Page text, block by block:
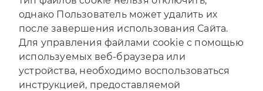
однако Пользователь может удалить их
после завершения использования Сайта.
Для управления файлами cookie с помощью
используемых веб-браузера или
устройства, необходимо воспользоваться
инструкцией, предоставляемой